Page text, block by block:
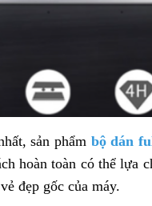
sản phẩm bộ dán
hoàn toàn có thể lựa
đẹp gốc của máy.